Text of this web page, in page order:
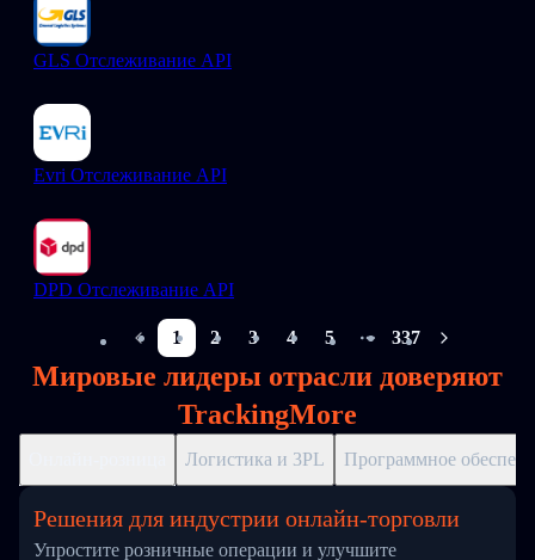
GLS Отслеживание API
Evri Отслеживание API
DPD Отслеживание API
1 2 3 4 5
More pages
337
Мировые лидеры отрасли доверяют
TrackingMore
Логистика и 3PL Программное
Решения для индустрии онлайн-торговли
Упростите розничные операции и улучшите